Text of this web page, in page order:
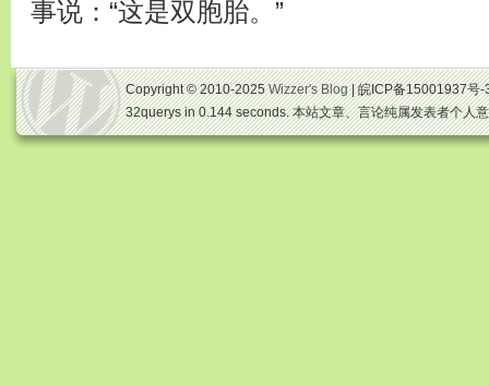
事说：“这是双胞胎。”
Copyright © 2010-2025Wizzer's Blog| 皖ICP备15001937号
32querys in 0.144 seconds. 本站文章、言论纯属发表者个人